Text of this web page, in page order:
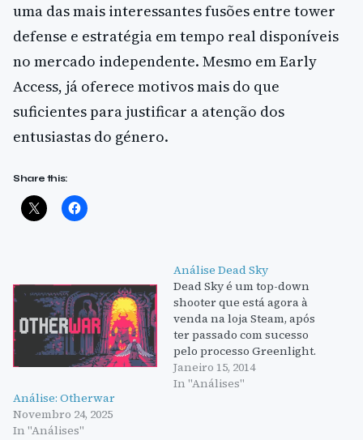
uma das mais interessantes fusões entre tower
defense e estratégia em tempo real disponíveis
no mercado independente. Mesmo em Early
Access, já oferece motivos mais do que
suficientes para justificar a atenção dos
entusiastas do género.
Share this:
Análise: Otherwar
Novembro 24, 2025
In "Análises"
Análise Dead Sky
Dead Sky é um top-down
shooter que está agora à
venda na loja Steam, após
ter passado com sucesso
pelo processo Greenlight.
Enquadra-se no género
zombie survival, e com
Janeiro 15, 2014
In "Análises"